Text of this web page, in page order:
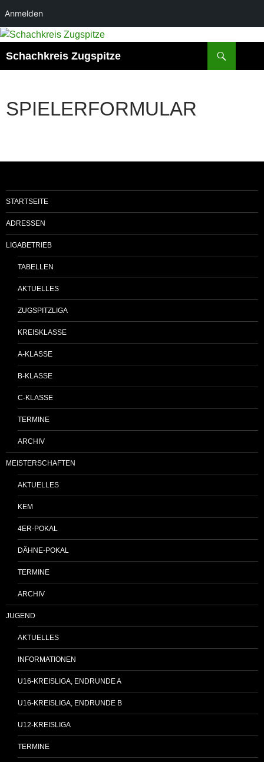
Anmelden
Zum
springen
Schachkreis Zugspitze
SPIELERFORMULAR
STARTSEITE
ADRESSEN
LIGABETRIEB
TABELLEN
AKTUELLES
ZUGSPITZLIGA
KREISKLASSE
A-KLASSE
B-KLASSE
C-KLASSE
TERMINE
ARCHIV
MEISTERSCHAFTEN
AKTUELLES
KEM
4ER-POKAL
DÄHNE-POKAL
TERMINE
ARCHIV
JUGEND
AKTUELLES
INFORMATIONEN
U16-KREISLIGA, ENDRUNDE A
U16-KREISLIGA, ENDRUNDE B
U12-KREISLIGA
TERMINE